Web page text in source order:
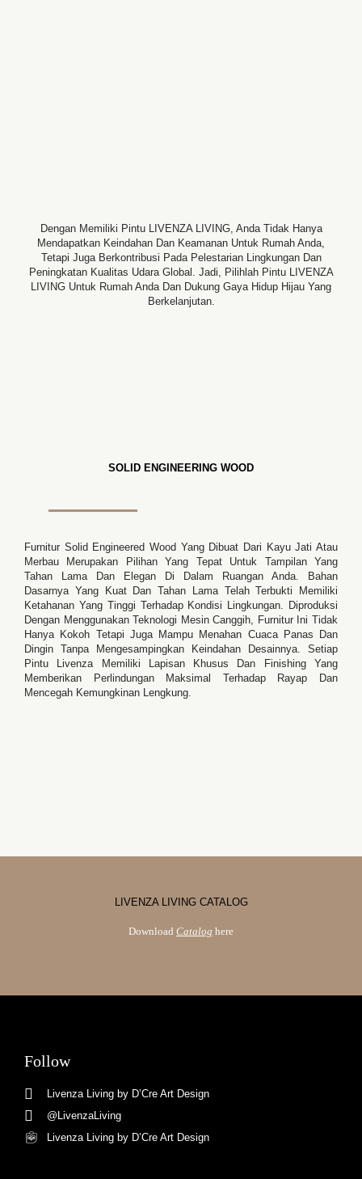
Dengan Memiliki Pintu LIVENZA LIVING, Anda Tidak Hanya
Mendapatkan Keindahan Dan Keamanan Untuk Rumah Anda,
Tetapi Juga Berkontribusi Pada Pelestarian Lingkungan Dan
Peningkatan Kualitas Udara Global. Jadi, Pilihlah Pintu LIVENZA
LIVING Untuk Rumah Anda Dan Dukung Gaya Hidup Hijau Yang
Berkelanjutan.
SOLID ENGINEERING WOOD
Furnitur Solid Engineered Wood Yang Dibuat Dari Kayu Jati Atau
Merbau Merupakan Pilihan Yang Tepat Untuk Tampilan Yang
Tahan Lama Dan Elegan Di Dalam Ruangan Anda. Bahan
Dasarnya Yang Kuat Dan Tahan Lama Telah Terbukti Memiliki
Ketahanan Yang Tinggi Terhadap Kondisi Lingkungan. Diproduksi
Dengan Menggunakan Teknologi Mesin Canggih, Furnitur Ini Tidak
Hanya Kokoh Tetapi Juga Mampu Menahan Cuaca Panas Dan
Dingin Tanpa Mengesampingkan Keindahan Desainnya. Setiap
Pintu Livenza Memiliki Lapisan Khusus Dan Finishing Yang
Memberikan Perlindungan Maksimal Terhadap Rayap Dan
Mencegah Kemungkinan Lengkung.
LIVENZA LIVING CATALOG
Download Catalog here
Follow
Livenza Living by D’Cre Art Design
@LivenzaLiving
Livenza Living by D’Cre Art Design